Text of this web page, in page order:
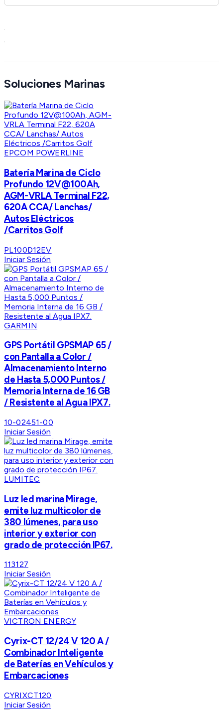
Soluciones Marinas
EPCOM POWERLINE
Batería Marina de Ciclo
Profundo 12V@100Ah,
AGM-VRLA Terminal F22,
620A CCA/ Lanchas/
Autos Eléctricos
/Carritos Golf
PL100D12EV
Iniciar Sesión
GARMIN
GPS Portátil GPSMAP 65 /
con Pantalla a Color /
Almacenamiento Interno
de Hasta 5,000 Puntos /
Memoria Interna de 16 GB
/ Resistente al Agua IPX7.
10-02451-00
Iniciar Sesión
LUMITEC
Luz led marina Mirage,
emite luz multicolor de
380 lúmenes, para uso
interior y exterior con
grado de protección IP67.
113127
Iniciar Sesión
VICTRON ENERGY
Cyrix-CT 12/24 V 120 A /
Combinador Inteligente
de Baterías en Vehículos y
Embarcaciones
CYRIXCT120
Iniciar Sesión